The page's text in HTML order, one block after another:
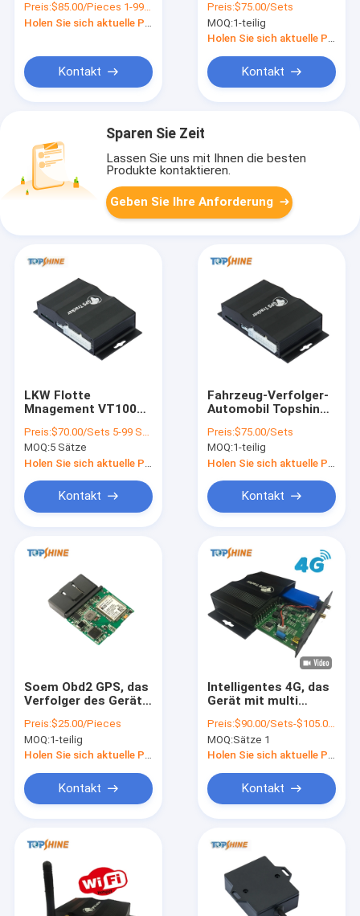
Produkte
Videos
Zweiwegkommunikationen
RFID-Leser-OBD
Preis:$85.00/Pieces 1-99 Pieces
Kontakt
GPSs OBD II mit
Ultraschallbrennstoff-
Sensor
Preis:$75.00/Sets
MOQ:1-teilig
Holen Sie sich aktuelle Preis
Kontakt
Sparen Sie Zeit
Lassen Sie uns mit Ihnen die besten
Produkte kontaktieren.
Geben Sie Ihre Anforderung
LKW Flotte
Mnagement VT1000
Device Gps-Verfolger
mit Karte 64GB Sd
Preis:$70.00/Sets 5-99 Sets
MOQ:5 Sätze
Kontakt
Fahrzeug-Verfolger-
Automobil Topshine
Gerät kein Sim Card
aufspürt
Preis:$75.00/Sets
MOQ:1-teilig
Kontakt
Soem Obd2 GPS, das
Verfolger des Gerät-
Monatsgebühr mit
Übergeschwindigkeits-
Warnung aufspürt
Preis:$25.00/Pieces
MOQ:1-teilig
Holen Sie sich aktuelle Preis
Kontakt
Intelligentes 4G, das
Gerät mit multi
Überwachungs-
Zweiwegkommunikation
aufspürt
Preis:$90.00/Sets-$105.00/Sets
MOQ:Sätze 1
Holen Sie sich aktuelle Preis
Kontakt